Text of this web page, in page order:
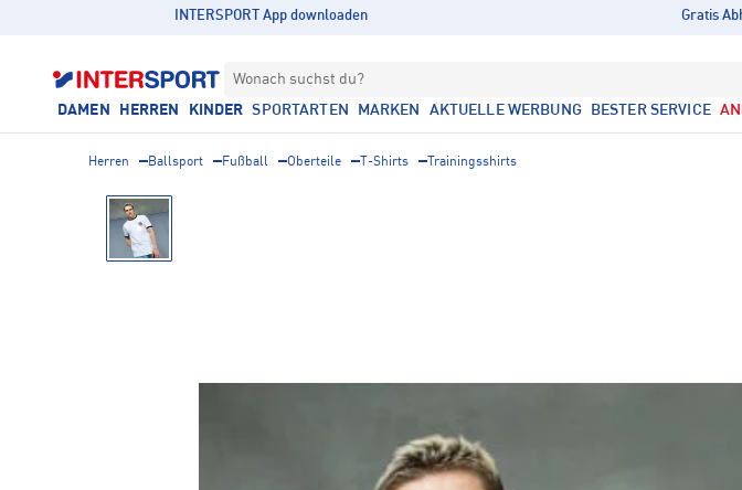
INTERSPORT App downloaden Gratis
Wonach suchst du?
DAMEN HERREN KINDER SPORTARTEN MARKEN AKTUELLE WERBUNG BESTER SERVICE
Herren Ballsport Fußball Oberteile T-Shirts Trainingsshirts